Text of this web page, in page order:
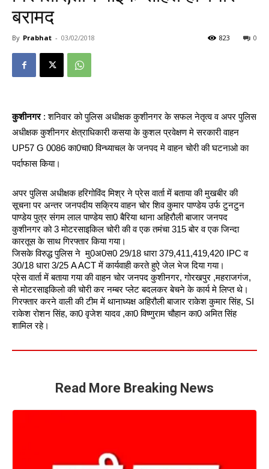
बरामद
By Prabhat - 03/02/2018 0
823
कुशीनगर: शनिवार को पुलिस अधीक्षक कुशीनगर के सफल नेतृत्व व अपर पुलिस
अधीक्षक कुशीनगर क्षेत्राधिकारी कसया के कुशल प्रवेक्षण मे सरकारी वाहन
UP57 G 0086 का0चा0 विन्ध्याचल के जनपद मे वाहन चोरी की घटनाओ का
पर्दाफास किया।
अपर पुलिस अधीक्षक हरिगोविंद मिश्र ने प्रेस वार्ता में बताया की मुखबीर की
सूचना पर अन्तर जनपदीय सक्रिय वाहन चोर शिव कुमार पाण्डेय उर्फ टुनटुन
पाण्डेय पुत्र संगम लाल पाण्डेय सा0 बैरिया थाना अहिरौली बाजार जनपद
कुशीनगर को 3 मोटरसाइकिल चोरी की व एक तमंचा 315 बोर व एक जिन्दा
कारतूस के साथ गिरफ्तार किया गया।
जिसके विरुद्ध पुलिस ने मु0अ0स0 29/18 धारा 379,411,419,420 IPC व
30/18 धारा 3/25 A ACT में कार्यवाही करते हुऐ जेल भेज दिया गया।
प्रेस वार्ता में बताया गया की वाहन चोर जनपद कुशीनगर, गोरखपुर ,महराजगंज,
से मोटरसाइकिलो की चोरी कर नम्बर प्लेट बदलकर बेचने के कार्य मे लिप्त थे।
गिरफ्तार करने वाली की टीम में थानाध्यक्ष अहिरौली बाजार राकेश कुमार सिंह, SI
राकेश रोशन सिंह, का0 वृजेश यादव ,का0 विष्णुराम चौहान का0 अमित सिंह
शामिल रहे।
Read More Breaking News